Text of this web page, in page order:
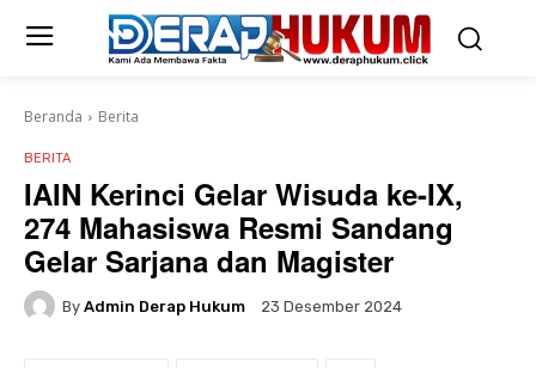
Beranda Berita
BERITA
IAIN Kerinci Gelar Wisuda ke-IX,
274 Mahasiswa Resmi Sandang
Gelar Sarjana dan Magister
By Admin Derap Hukum 23 Desember 2024